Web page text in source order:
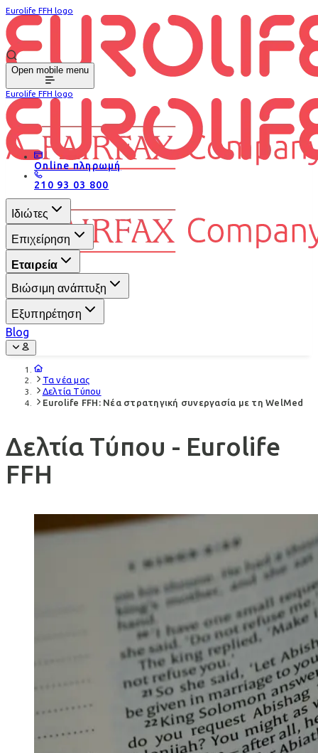
Eurolife FFH logo
Open mobile menu
Eurolife FFH logo
Online πληρωμή
210 93 03 800
Ιδιώτες
Επιχείρηση
Εταιρεία
Βιώσιμη ανάπτυξη
Εξυπηρέτηση
Blog
Τα νέα μας
Δελτία Τύπου
Eurolife FFH: Νέα στρατηγική συνεργασία με τη WelMed
Δελτία Τύπου - Eurolife
FFH